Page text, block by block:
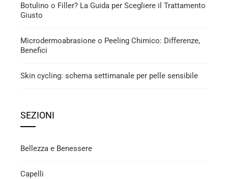
Botulino o Filler? La Guida per Scegliere il Trattamento
Giusto
Microdermoabrasione o Peeling Chimico: Differenze,
Benefici
Skin cycling: schema settimanale per pelle sensibile
SEZIONI
Bellezza e Benessere
Capelli